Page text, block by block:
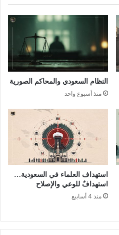
النظام السعودي والمحاكم الصورية
منذ أسبوع واحد
استهداف العلماء في السعودية…
استهدافٌ للوعي والإصلاح
منذ 4 أسابيع